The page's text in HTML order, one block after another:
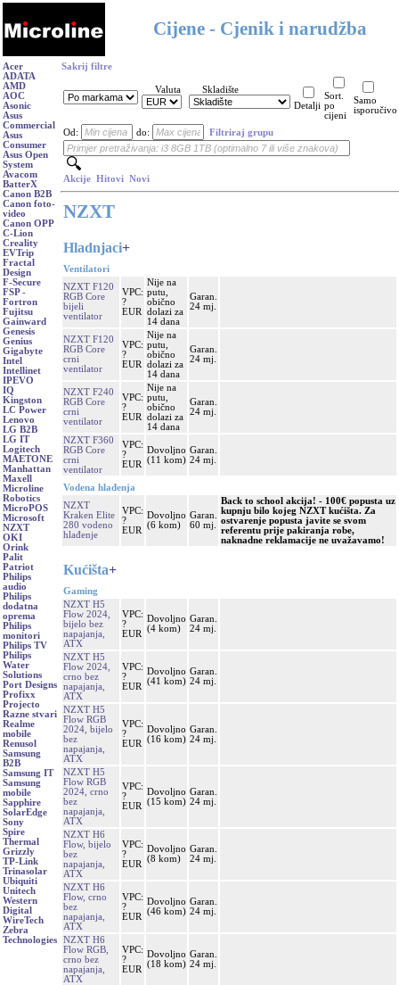
Cijene - Cjenik i narudžba
Acer
ADATA
AMD
AOC
Asonic
Asus
Commercial
Asus
Consumer
Asus Open
System
Avacom
BatterX
Canon B2B
Canon foto-
video
Canon OPP
C-Lion
Creality
EVTrip
Fractal
Design
F-Secure
FSP -
Fortron
Fujitsu
Gainward
Genesis
Genius
Gigabyte
Intel
Intellinet
IPEVO
IQ
Kingston
LC Power
Lenovo
LG B2B
LG IT
Logitech
MAETONE
Manhattan
Maxell
Microline
Robotics
MicroPOS
Microsoft
NZXT
OKI
Orink
Palit
Patriot
Philips
audio
Philips
dodatna
oprema
Philips
monitori
Philips TV
Philips
Water
Solutions
Port Designs
Profixx
Projecto
Razne stvari
Realme
mobile
Renusol
Samsung
B2B
Samsung IT
Samsung
mobile
Sapphire
SolarEdge
Sony
Spire
Thermal
Grizzly
TP-Link
Trinasolar
Ubiquiti
Unitech
Western
Digital
WireTech
Zebra
Technologies
Sakrij filtre
Valuta
Skladište
Detalji
Sort.
po
cijeni
Samo
isporučivo
Od: do: Filtriraj grupu
Akcije Hitovi Novi
NZXT
Hladnjaci+
Ventilatori
NZXT F120
RGB Core
bijeli
ventilator
VPC:
?
EUR
Nije na
putu,
obično
dolazi za
14 dana
Garan.
24 mj.
NZXT F120
RGB Core
crni
ventilator
VPC:
?
EUR
Nije na
putu,
obično
dolazi za
14 dana
Garan.
24 mj.
NZXT F240
RGB Core
crni
ventilator
VPC:
?
EUR
Nije na
putu,
obično
dolazi za
14 dana
Garan.
24 mj.
NZXT F360
RGB Core
crni
ventilator
VPC:
?
EUR
Dovoljno
(11 kom)
Garan.
24 mj.
Vodena hlađenja
NZXT
Kraken Elite
280 vodeno
hlađenje
VPC:
?
EUR
Dovoljno
(6 kom)
Garan.
60 mj.
Back to school akcija! - 100€ popusta uz
kupnju bilo kojeg NZXT kućišta. Za
ostvarenje popusta javite se svom
referentu prije pakiranja robe,
naknadne reklamacije ne uvažavamo!
Kućišta+
Gaming
NZXT H5
Flow 2024,
bijelo bez
napajanja,
ATX
VPC:
?
EUR
Dovoljno
(4 kom)
Garan.
24 mj.
NZXT H5
Flow 2024,
crno bez
napajanja,
ATX
VPC:
?
EUR
Dovoljno
(41 kom)
Garan.
24 mj.
NZXT H5
Flow RGB
2024, bijelo
bez
napajanja,
ATX
VPC:
?
EUR
Dovoljno
(16 kom)
Garan.
24 mj.
NZXT H5
Flow RGB
2024, crno
bez
napajanja,
ATX
VPC:
?
EUR
Dovoljno
(15 kom)
Garan.
24 mj.
NZXT H6
Flow, bijelo
bez
napajanja,
ATX
VPC:
?
EUR
Dovoljno
(8 kom)
Garan.
24 mj.
NZXT H6
Flow, crno
bez
napajanja,
ATX
VPC:
?
EUR
Dovoljno
(46 kom)
Garan.
24 mj.
NZXT H6
Flow RGB,
crno bez
napajanja,
ATX
VPC:
?
EUR
Dovoljno
(18 kom)
Garan.
24 mj.